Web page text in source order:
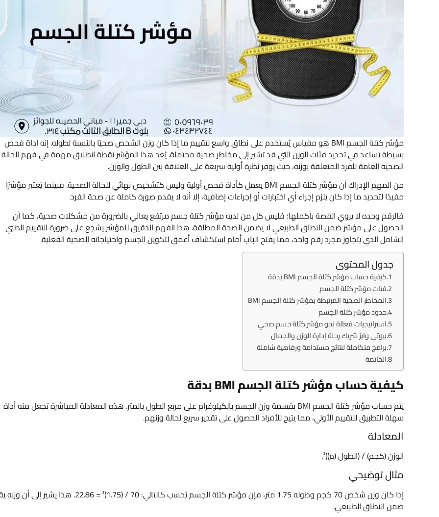
مؤشر كتلة الجسم BMI هو مقياس يُستخدم على نطاق واسع لتقييم ما إذا كان وزن الشخص صحيًا بالنسبة لطوله. إنه أداة فحص
بسيطة تساعد في تحديد فئات الوزن التي قد تشير إلى مخاطر صحية محتملة. يُعد هذا المؤشر نقطة انطلاق مهمة في فهم الحالة
الصحية العامة للفرد المتعلقة بوزنه، حيث يوفر نظرة أولية سريعة على العلاقة بين الطول والوزن.
من المهم الإدراك أن مؤشر كتلة الجسم BMI يعمل كأداة فحص أولية وليس كتشخيص نهائي للحالة الصحية. فبينما يُعتبر مؤشرًا
مفيدًا لتحديد ما إذا كان يلزم إجراء أي اختبارات أو إجراءات إضافية، إلا أنه لا يقدم صورة كاملة عن صحة الفرد.
فالرقم وحده لا يروي القصة بأكملها؛ فليس كل من لديه مؤشر كتلة جسم مرتفع يعاني بالضرورة من مشكلات صحية، كما أن
الحصول على مؤشر ضمن النطاق الطبيعي لا يضمن الصحة المطلقة. هذا الفهم الدقيق للمؤشر يشجع على ضرورة التقييم الطبي
الشامل الذي يتجاوز مجرد رقم واحد، مما يفتح الباب أمام استكشاف أعمق لتكوين الجسم واحتياجاته الصحية الفعلية.
جدول المحتوى
كيفية حساب مؤشر كتلة الجسم BMI بدقة
فئات مؤشر كتلة الجسم
المخاطر الصحية المرتبطة بمؤشر كتلة الجسم BMI
حدود مؤشر كتلة الجسم
استراتيجيات فعالة نحو مؤشر كتلة جسم صحي
بيوتي وايز شريك رحلة إدارة الوزن والجمال
برامج متكاملة لنتائج مستدامة ورفاهية شاملة
الخاتمة
كيفية حساب مؤشر كتلة الجسم BMI بدقة
يتم حساب مؤشر كتلة الجسم BMI بقسمة وزن الجسم بالكيلوغرام على مربع الطول بالمتر. هذه المعادلة المباشرة تجعل منه أداة
سهلة التطبيق للتقييم الأولي، مما يتيح للأفراد الحصول على تقدير سريع لحالة وزنهم.
المعادلة
الوزن (كجم) / (الطول (م))².
مثال توضيحي
إذا كان وزن شخص 70 كجم وطوله 1.75 متر، فإن مؤشر كتلة الجسم يُحسب كالتالي: 70 / (1.75)² = 22.86. هذا يشير
ضمن النطاق الطبيعي.